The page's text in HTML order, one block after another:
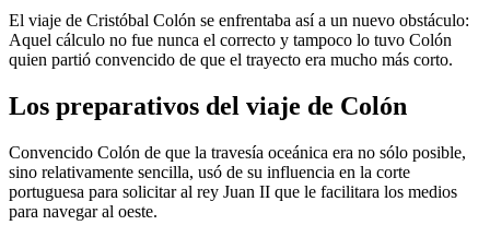
El viaje de Cristóbal Colón se enfrentaba así a un nuevo obstáculo:
Aquel cálculo no fue nunca el correcto y tampoco lo tuvo Colón
quien partió convencido de que el trayecto era mucho más corto.
Los preparativos del viaje de Colón
Convencido Colón de que la travesía oceánica era no sólo posible,
sino relativamente sencilla, usó de su influencia en la corte
portuguesa para solicitar al rey Juan II que le facilitara los medios
para navegar al oeste.